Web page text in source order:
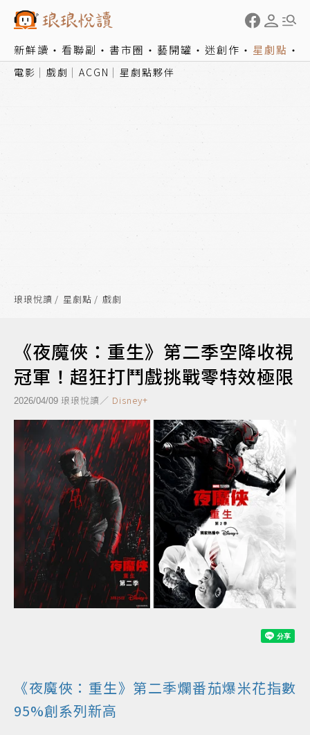
新鮮讀 看聯副 書市圈 藝開罐 迷創作 星劇點
電影 戲劇 ACGN 星劇點夥伴
琅琅悅讀 星劇點 戲劇
《夜魔俠：重生》第二季空降收視
冠軍！超狂打鬥戲挑戰零特效極限
2026/04/09 琅琅悅讀／ Disney+
《夜魔俠：重生》第二季爛番茄爆米花指數
95%創系列新高